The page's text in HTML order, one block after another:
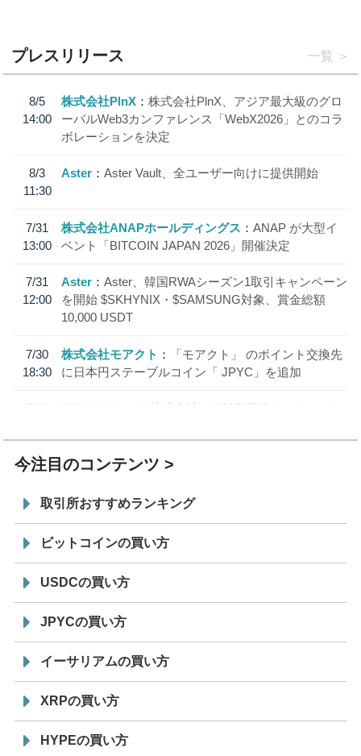
プレスリリース 一覧
8/5
14:00
株式会社PlnX
株式会社PlnX、アジア最大級のグロ
ーバルWeb3カンファレンス「WebX2026」とのコラ
ボレーションを決定
8/3
11:30
Aster Aster Vault、全ユーザー向けに提供開始
7/31
13:00
株式会社ANAPホールディングス
ANAP が大型イ
ベント「BITCOIN JAPAN 2026」開催決定
7/31
12:00
Aster
Aster、韓国RWAシーズン1取引キャンペーン
を開始 $SKHYNIX・$SAMSUNG対象、賞金総額
10,000 USDT
7/30
18:30
株式会社モアクト
「モアクト」 のポイント交換先
に日本円ステーブルコイン「 JPYC」を追加
7/29
SBI VCトレード株式会社
信託型円建てステーブル
今注目のコンテンツ
取引所おすすめランキング
ビットコインの買い方
USDCの買い方
JPYCの買い方
イーサリアムの買い方
XRPの買い方
HYPEの買い方